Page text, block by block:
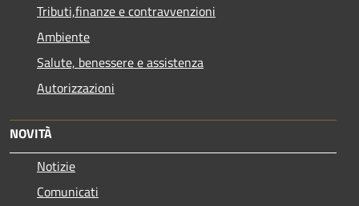
Tributi,finanze e contravvenzioni
Ambiente
Salute, benessere e assistenza
Autorizzazioni
NOVITÀ
Notizie
Comunicati